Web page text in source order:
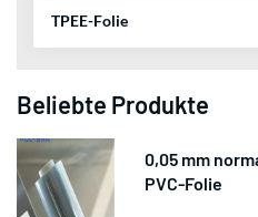
TPEE-Folie
Beliebte Produkte
0,05 mm
PVC-Folie